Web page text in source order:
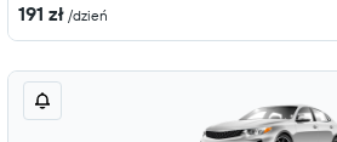
191 zł /dzień